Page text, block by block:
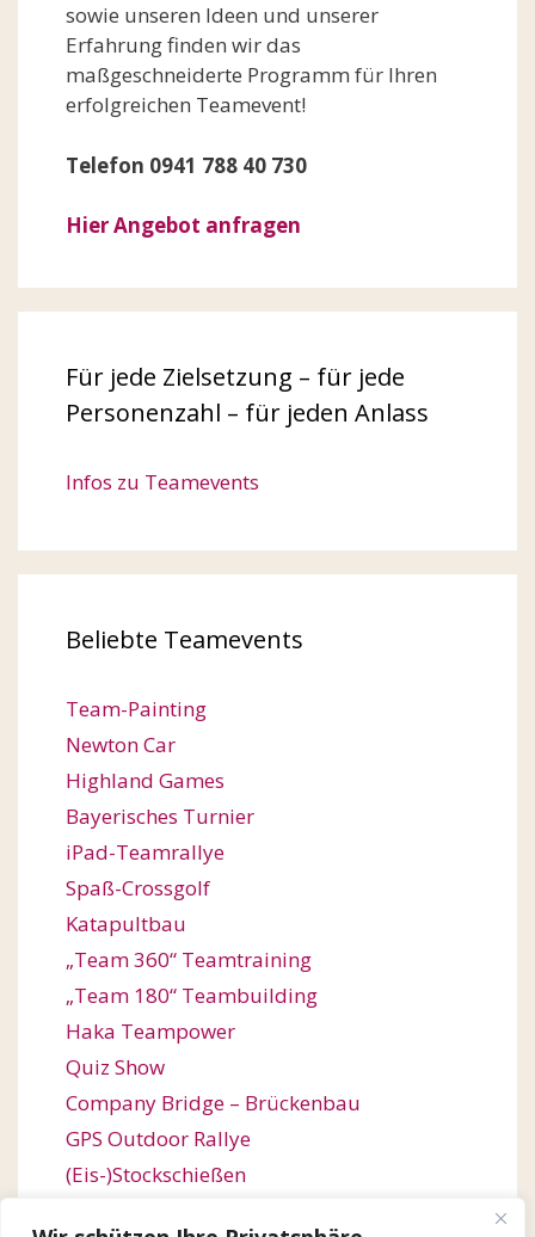
sowie unseren Ideen und unserer
Erfahrung finden wir das
maßgeschneiderte Programm für Ihren
erfolgreichen Teamevent!
Telefon 0941 788 40 730
Hier Angebot anfragen
Für jede Zielsetzung – für jede
Personenzahl – für jeden Anlass
Infos zu Teamevents
Beliebte Teamevents
Team-Painting
Newton Car
Highland Games
Bayerisches Turnier
iPad-Teamrallye
Spaß-Crossgolf
Katapultbau
„Team 360“ Teamtraining
„Team 180“ Teambuilding
Haka Teampower
Quiz Show
Company Bridge – Brückenbau
GPS Outdoor Rallye
(Eis-)Stockschießen